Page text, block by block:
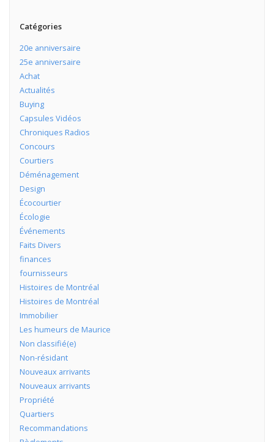
Catégories
20e anniversaire
25e anniversaire
Achat
Actualités
Buying
Capsules Vidéos
Chroniques Radios
Concours
Courtiers
Déménagement
Design
Écocourtier
Écologie
Événements
Faits Divers
finances
fournisseurs
Histoires de Montréal
Histoires de Montréal
Immobilier
Les humeurs de Maurice
Non classifié(e)
Non-résidant
Nouveaux arrivants
Nouveaux arrivants
Propriété
Quartiers
Recommandations